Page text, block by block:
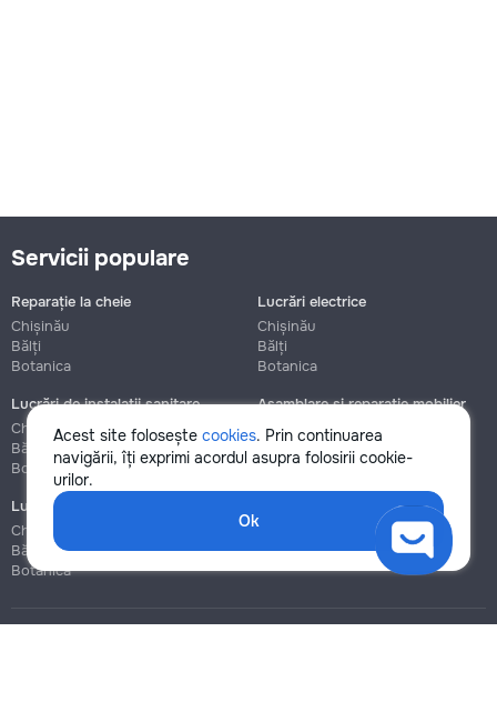
Acest site folosește cookies. Prin continuarea
navigării, îți exprimi acordul asupra folosirii cookie-
urilor.
Ok
Servicii populare
Reparație la cheie
Chișinău
Bălți
Botanica
Lucrări electrice
Chișinău
Bălți
Botanica
Lucrări de instalații sanitare
Chișinău
Bălți
Botanica
Asamblare și reparație mobilier
Chișinău
Botanica
Lucrări de construcție și instalare
Chișinău
Bălți
Botanica